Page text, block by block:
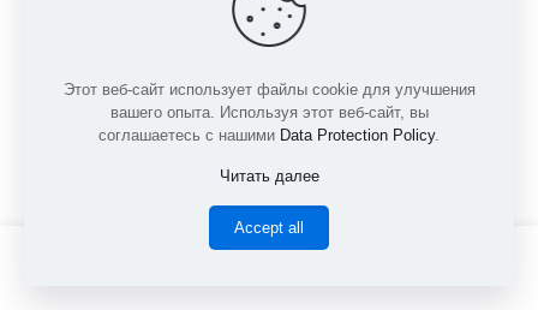
мероприятие незабываемым и
Чем мы занимаемся: Прокат
видеооборудования для ваших
Мы специализируемся на аренде различного
Этот веб-сайт использует файлы cookie для улучшения
вашего опыта. Используя этот веб-сайт, вы
соглашаетесь с нашими Data Protection Policy.
Читать далее
Accept all